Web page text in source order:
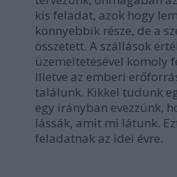
kis feladat, azok hogy
könnyebbik része, de a
összetett. A szállások
üzemeltetésével komoly
Illetve az emberi
találunk. Kikkel tudunk
egy irányban evezzünk,
lássák, amit mi látunk.
feladatnak az idei évre.